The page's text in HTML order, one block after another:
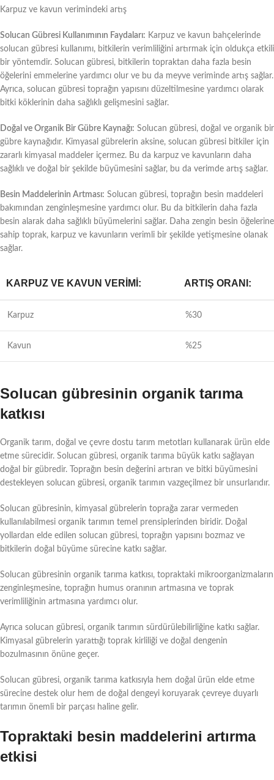
Karpuz ve kavun verimindeki artış
Solucan Gübresi Kullanımının Faydaları: Karpuz ve kavun bahçelerinde
solucan gübresi kullanımı, bitkilerin verimliliğini artırmak için oldukça etkili
bir yöntemdir. Solucan gübresi, bitkilerin topraktan daha fazla besin
öğelerini emmelerine yardımcı olur ve bu da meyve veriminde artış sağlar.
Ayrıca, solucan gübresi toprağın yapısını düzeltilmesine yardımcı olarak
bitki köklerinin daha sağlıklı gelişmesini sağlar.
Doğal ve Organik Bir Gübre Kaynağı: Solucan gübresi, doğal ve organik bir
gübre kaynağıdır. Kimyasal gübrelerin aksine, solucan gübresi bitkiler için
zararlı kimyasal maddeler içermez. Bu da karpuz ve kavunların daha
sağlıklı ve doğal bir şekilde büyümesini sağlar, bu da verimde artış sağlar.
Besin Maddelerinin Artması: Solucan gübresi, toprağın besin maddeleri
bakımından zenginleşmesine yardımcı olur. Bu da bitkilerin daha fazla
besin alarak daha sağlıklı büyümelerini sağlar. Daha zengin besin öğelerine
sahip toprak, karpuz ve kavunların verimli bir şekilde yetişmesine olanak
sağlar.
KARPUZ VE KAVUN VERIMI: ARTIŞ ORANI:
Karpuz %30
Kavun %25
Solucan gübresinin organik tarıma
katkısı
Organik tarım, doğal ve çevre dostu tarım metotları kullanarak ürün elde
etme sürecidir. Solucan gübresi, organik tarıma büyük katkı sağlayan
doğal bir gübredir. Toprağın besin değerini artıran ve bitki büyümesini
destekleyen solucan gübresi, organik tarımın vazgeçilmez bir unsurlarıdır.
Solucan gübresinin, kimyasal gübrelerin toprağa zarar vermeden
kullanılabilmesi organik tarımın temel prensiplerinden biridir. Doğal
yollardan elde edilen solucan gübresi, toprağın yapısını bozmaz ve
bitkilerin doğal büyüme sürecine katkı sağlar.
Solucan gübresinin organik tarıma katkısı, topraktaki mikroorganizmaların
zenginleşmesine, toprağın humus oranının artmasına ve toprak
verimliliğinin artmasına yardımcı olur.
Ayrıca solucan gübresi, organik tarımın sürdürülebilirliğine katkı sağlar.
Kimyasal gübrelerin yarattığı toprak kirliliği ve doğal dengenin
bozulmasının önüne geçer.
Solucan gübresi, organik tarıma katkısıyla hem doğal ürün elde etme
sürecine destek olur hem de doğal dengeyi koruyarak çevreye duyarlı
tarımın önemli bir parçası haline gelir.
Topraktaki besin maddelerini artırma
etkisi